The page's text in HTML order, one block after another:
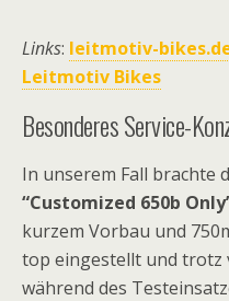
Links: leitmotiv-
Leitmotiv Bikes
Besonderes Service-
In unserem Fall brachte
“Customized 650b
kurzem Vorbau und
top eingestellt und trotz
während des